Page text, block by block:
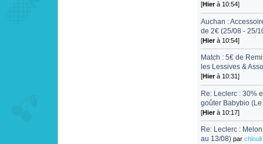
[Hierà 10:54]
Auchan :
de 2€ (25/08 - 25/
[Hierà 10:54]
Match : 5€ de
les Lessives &
[Hierà 10:31]
Re: Leclerc : 30%
goûter Babybio
[Hierà 10:17]
Re: Leclerc :
au 13/08)parchlouli